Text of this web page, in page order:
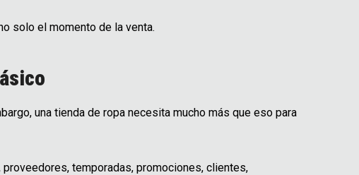
solo el momento de la venta.
una tienda de ropa necesita mucho más que eso para
temporadas, promociones, clientes,